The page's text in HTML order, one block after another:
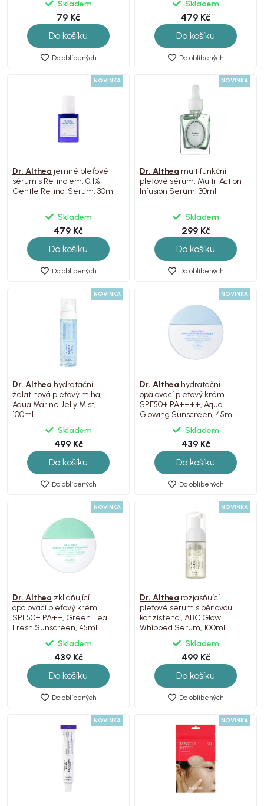
Skladem
79 Kč
Do košíku
Do oblíbených
Skladem
479 Kč
Do košíku
Do oblíbených
NOVINKA
Dr. Althea jemné pleťové
sérum s Retinolem, 0.1%
Gentle Retinol Serum, 30ml
Skladem
479 Kč
Do košíku
Do oblíbených
NOVINKA
Dr. Althea multifunkční
pleťové sérum, Multi-Action
Infusion Serum, 30ml
Skladem
299 Kč
Do košíku
Do oblíbených
NOVINKA
Dr. Althea hydratační
želatinová pleťový mlha,
Aqua Marine Jelly Mist,
100ml
Skladem
499 Kč
Do košíku
Do oblíbených
NOVINKA
Dr. Althea hydratační
opalovací pleťový krém
SPF50+ PA++++, Aqua
Glowing Sunscreen, 45ml
Skladem
439 Kč
Do košíku
Do oblíbených
NOVINKA
Dr. Althea zklidňující
opalovací pleťový krém
SPF50+ PA++, Green Tea
Fresh Sunscreen, 45ml
Skladem
439 Kč
Do košíku
Do oblíbených
NOVINKA
Dr. Althea rozjasňuící
pleťové sérum s pěnovou
konzistencí, ABC Glow
Whipped Serum, 100ml
Skladem
499 Kč
Do košíku
Do oblíbených
NOVINKA NOVINKA